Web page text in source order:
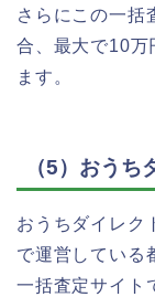
さらにこの一括
合、最大で10万
ます。
（5）おうち
おうちダイレク
で運営している
一括査定サイト